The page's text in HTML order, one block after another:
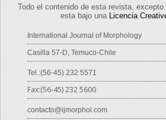
Todo el contenido de esta revista,
esta bajo una Licencia
International Journal of Morphology
Casilla 57-D, Temuco-Chile
Tel.:(56-45) 232 5571
Fax:(56-45) 232 5600
contacto@ijmorphol.com